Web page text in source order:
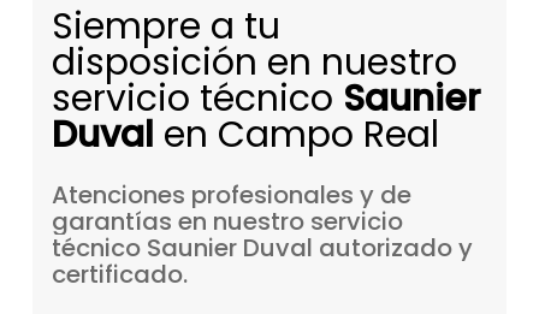
Siempre a tu
disposición en nuestro
servicio técnico Saunier
Duval en Campo Real
Atenciones profesionales y de
garantías en nuestro servicio
técnico Saunier Duval autorizadoy
certificado.